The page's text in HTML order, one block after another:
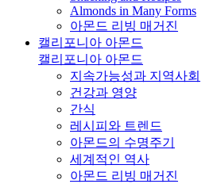
Almonds in Many Forms
아몬드 리빙 매거진
캘리포니아 아몬드
캘리포니아 아몬드
지속가능성과 지역사회
건강과 영양
간식
레시피와 트렌드
아몬드의 수명주기
세계적인 역사
아몬드 리빙 매거진